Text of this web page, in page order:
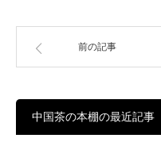
前の記事
中国茶の本棚の最近記事